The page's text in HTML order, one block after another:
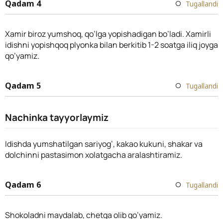
Qadam 4 Tugallandi
Xamir biroz yumshoq, qo’lga yopishadigan bo’ladi. Xamirli
idishni yopishqoq plyonka bilan berkitib 1-2 soatga iliq joyga
qo’yamiz.
Qadam 5 Tugallandi
Nachinka tayyorlaymiz
Idishda yumshatilgan sariyog’, kakao kukuni, shakar va
dolchinni pastasimon xolatgacha aralashtiramiz.
Qadam 6 Tugallandi
Shokoladni maydalab, chetga olib qo’yamiz.